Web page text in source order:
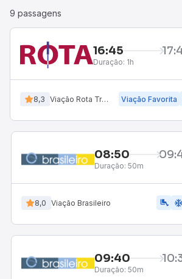
9 passagens
16:45
Duração: 1h
8,3 Viação Rota Transportes Viação Favorita
08:50
Duração: 50m
8,0 Viação Brasileiro airline_seat_legroom_extra ac_unit
09:40
Duração: 50m